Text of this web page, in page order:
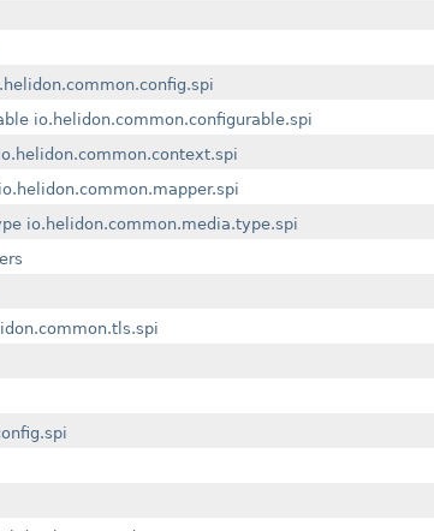
io.helidon.common.configurable.spi
io.helidon.common.mapper.spi
io.helidon.common.media.type.spi